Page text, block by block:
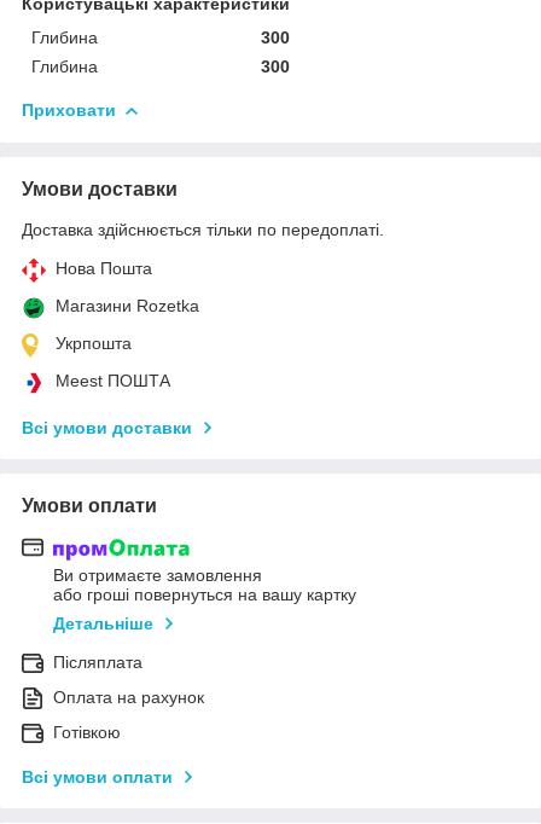
Глибина
300
Глибина
300
Приховати
Умови доставки
Доставка здійснюється тільки по передоплаті.
Нова Пошта
Магазини Rozetka
Укрпошта
Meest ПОШТА
Всі умови доставки
Умови оплати
Ви отримаєте замовлення
або гроші повернуться на вашу картку
Детальніше
Післяплата
Оплата на рахунок
Готівкою
Всі умови оплати